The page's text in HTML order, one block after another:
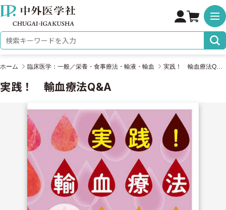
株式会社 中外医学社
検索キーワード
ホーム 臨床医学：一般／栄養・食事療法・輸液・輸血 実践！ 輸血療法Q&A
実践！ 輸血療法Q&A